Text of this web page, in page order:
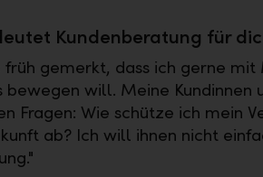
Kundenberatung für
früh gemerkt, dass ich gerne
bewegen will. Meine Kundinnen
Fragen: Wie schütze ich mein
ab? Ich will ihnen nicht